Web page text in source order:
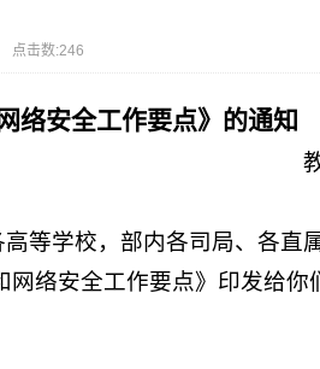
点击数:246
络安全工作要点》的通知
等学校，部内各司局、各直属
络安全工作要点》印发给你